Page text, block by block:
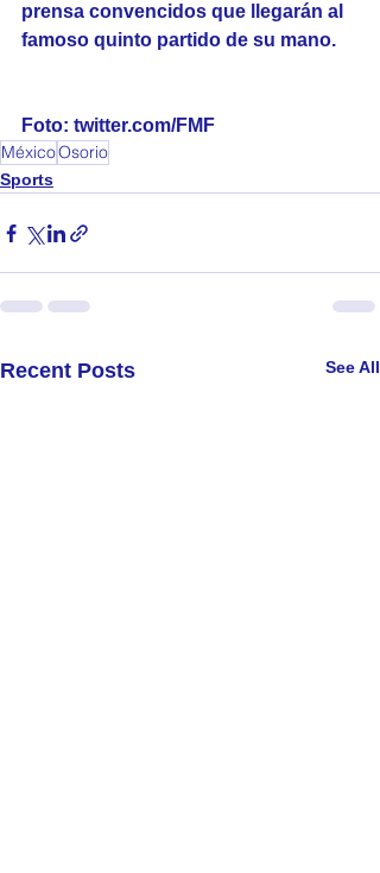
prensa convencidos que llegarán al
famoso quinto partido de su mano.
Foto: twitter.com/FMF
MéxicoOsorio
Sports
Recent Posts See All